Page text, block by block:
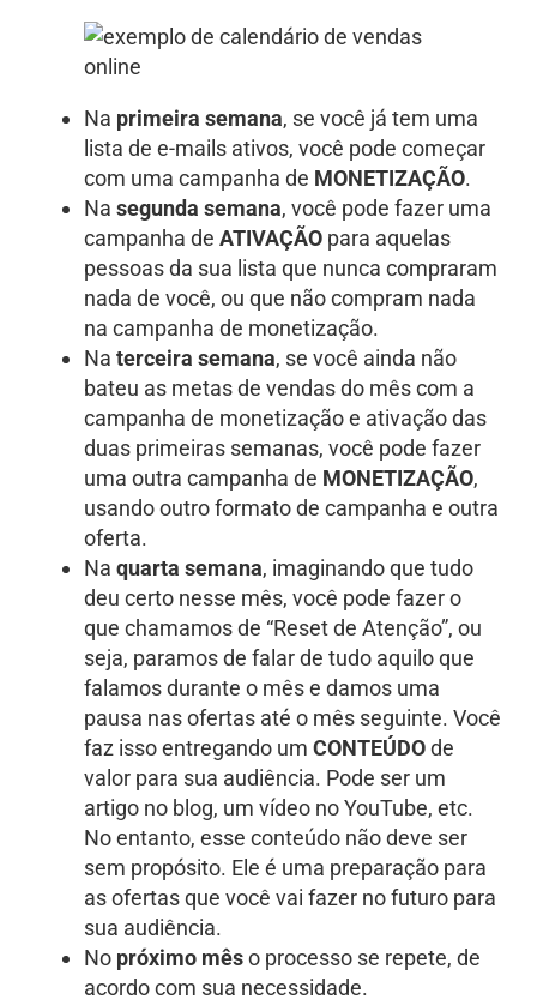
Na primeira semana, se você já tem uma
lista de e-mails ativos, você pode começar
com uma campanha de MONETIZAÇÃO.
Na segunda semana, você pode fazer uma
campanha de ATIVAÇÃOpara aquelas
pessoas da sua lista que nunca compraram
nada de você, ou que não compram nada
na campanha de monetização.
Na terceira semana, se você ainda não
bateu as metas de vendas do mês com a
campanha de monetização e ativação das
duas primeiras semanas, você pode fazer
uma outra campanha de MONETIZAÇÃO,
usando outro formato de campanha e outra
oferta.
Na quarta semana, imaginando que tudo
deu certo nesse mês, você pode fazer o
que chamamos de “Reset de Atenção”, ou
seja, paramos de falar de tudo aquilo que
falamos durante o mês e damos uma
pausa nas ofertas até o mês seguinte. Você
faz isso entregando um CONTEÚDOde
valor para sua audiência. Pode ser um
artigo no blog, um vídeo no YouTube, etc.
No entanto, esse conteúdo não deve ser
sem propósito. Ele é uma preparação para
as ofertas que você vai fazer no futuro para
sua audiência.
No próximo mêso processo se repete, de
acordo com sua necessidade.